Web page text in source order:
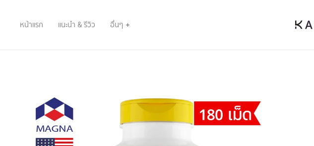
หน้าแรก แนะนำ & รีวิว อื่นๆ